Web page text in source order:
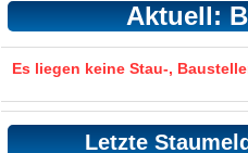
Aktuell:
Es liegen keine Stau-,
Letzte